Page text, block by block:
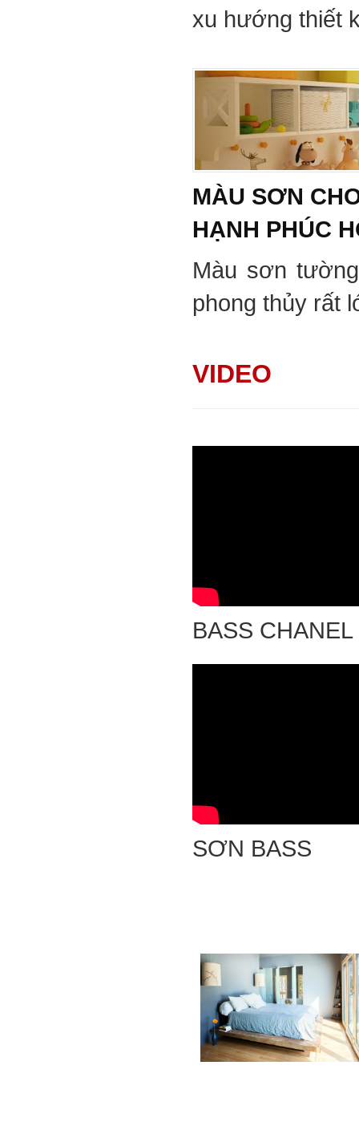
xu hướng thiết
MÀU SƠN
HẠNH PHÚC
Màu sơn
phong thủy rất
VIDEO
BASS CHANEL
SƠN BASS